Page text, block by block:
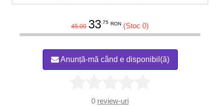
45.00 33.75 RON (Stoc 0)
Anunță-mă când e disponibil(ă)
0 review-uri